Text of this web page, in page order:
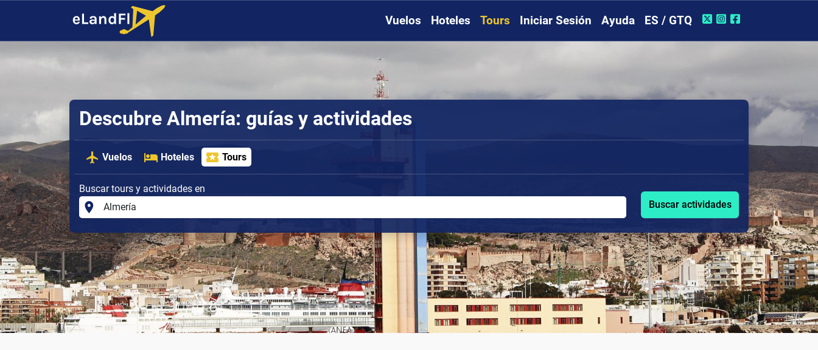
Vuelos Hoteles Tours Iniciar Sesión Ayuda ES / GTQ
Descubre Almería: guías y actividades
Vuelos Hoteles Tours
Buscar tours y actividades en
Buscar actividades